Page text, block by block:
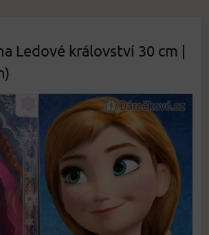
Ledové království 30 cm |